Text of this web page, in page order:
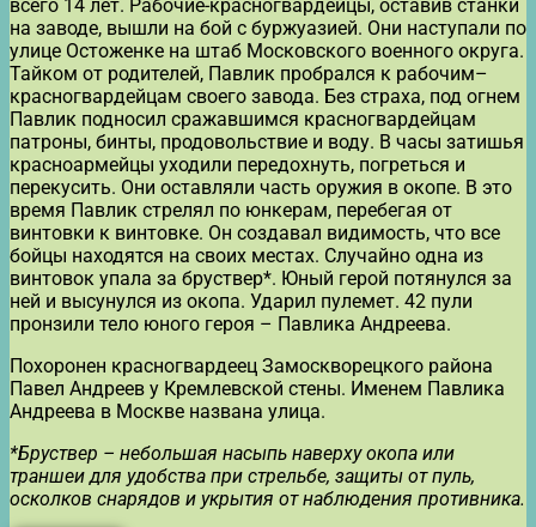
всего 14 лет. Рабочие-красногвардейцы, оставив станки
на заводе, вышли на бой с буржуазией. Они наступали по
улице Остоженке на штаб Московского военного округа.
Тайком от родителей, Павлик пробрался к рабочим–
красногвардейцам своего завода. Без страха, под огнем
Павлик подносил сражавшимся красногвардейцам
патроны, бинты, продовольствие и воду. В часы затишья
красноармейцы уходили передохнуть, погреться и
перекусить. Они оставляли часть оружия в окопе. В это
время Павлик стрелял по юнкерам, перебегая от
винтовки к винтовке. Он создавал видимость, что все
бойцы находятся на своих местах. Случайно одна из
винтовок упала за бруствер*. Юный герой потянулся за
ней и высунулся из окопа. Ударил пулемет. 42 пули
пронзили тело юного героя – Павлика Андреева.
Похоронен красногвардеец Замоскворецкого района
Павел Андреев у Кремлевской стены. Именем Павлика
Андреева в Москве названа улица.
*Бруствер – небольшая насыпь наверху окопа или
траншеи для удобства при стрельбе, защиты от пуль,
осколков снарядов и укрытия от наблюдения противника.